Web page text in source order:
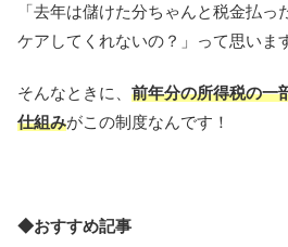
「去年は儲けた分ちゃんと税金払
ケアしてくれないの？」って思いま
そんなときに、 前年分の所得税の一
仕組みがこの制度なんです！
◆おすすめ記事